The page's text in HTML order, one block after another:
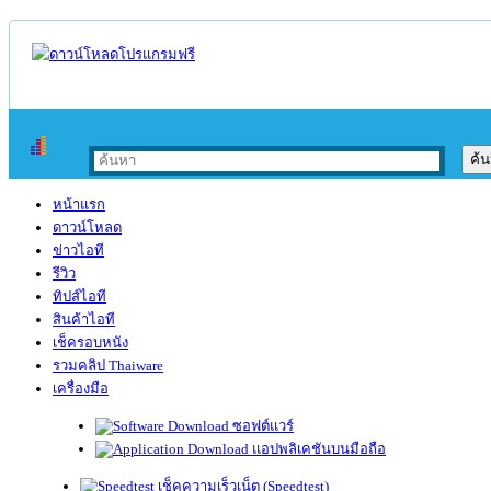
หน้าแรก
ดาวน์โหลด
ข่าวไอที
รีวิว
ทิปส์ไอที
สินค้าไอที
เช็ครอบหนัง
รวมคลิป Thaiware
เครื่องมือ
ซอฟต์แวร์
แอปพลิเคชันบนมือถือ
เช็คความเร็วเน็ต (Speedtest)